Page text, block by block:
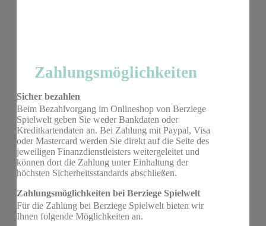
Zahlungsmöglichkeiten
Sicher bezahlen
Beim Bezahlvorgang im Onlineshop von Berziege
Spielwelt geben Sie weder Bankdaten oder
Kreditkartendaten an. Bei Zahlung mit Paypal, Visa
oder Mastercard werden Sie direkt auf die Seite des
jeweiligen Finanzdienstleisters weitergeleitet und
können dort die Zahlung unter Einhaltung der
höchsten Sicherheitsstandards abschließen.
Zahlungsmöglichkeiten bei Berziege Spielwelt
Für die Zahlung bei Berziege Spielwelt bieten wir
Ihnen folgende Möglichkeiten an.